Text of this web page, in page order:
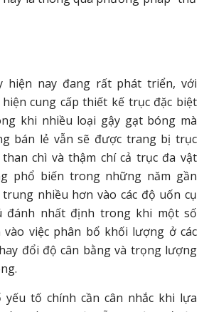
hiện nay đang rất phát triển, với
cung cấp thiết kế trục đặc biệt
khi nhiều loại gậy gạt bóng mà
bán lẻ vẫn sẽ được trang bị trục
chì và thậm chí cả trục đa vật
phổ biến trong những năm gần
nhiều hơn vào các độ uốn cụ
đánh nhất định trong khi một số
việc phân bổ khối lượng ở các
đổi độ cân bằng và trọng lượng
tố chính cần cân nhắc khi lựa